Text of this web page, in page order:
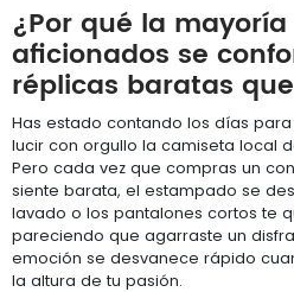
¿Por qué la
aficionados se
réplicas baratas
Has estado contando los días para
lucir con orgullo la camiseta local
Pero cada vez que compras un
siente barata, el estampado se
lavado o los pantalones cortos te
pareciendo que agarraste un
emoción se desvanece rápido
la altura de tu pasión.